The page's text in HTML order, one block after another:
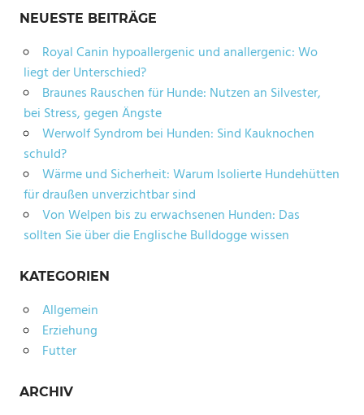
NEUESTE BEITRÄGE
Royal Canin hypoallergenic und anallergenic: Wo
liegt der Unterschied?
Braunes Rauschen für Hunde: Nutzen an Silvester,
bei Stress, gegen Ängste
Werwolf Syndrom bei Hunden: Sind Kauknochen
schuld?
Wärme und Sicherheit: Warum Isolierte Hundehütten
für draußen unverzichtbar sind
Von Welpen bis zu erwachsenen Hunden: Das
sollten Sie über die Englische Bulldogge wissen
KATEGORIEN
Allgemein
Erziehung
Futter
ARCHIV